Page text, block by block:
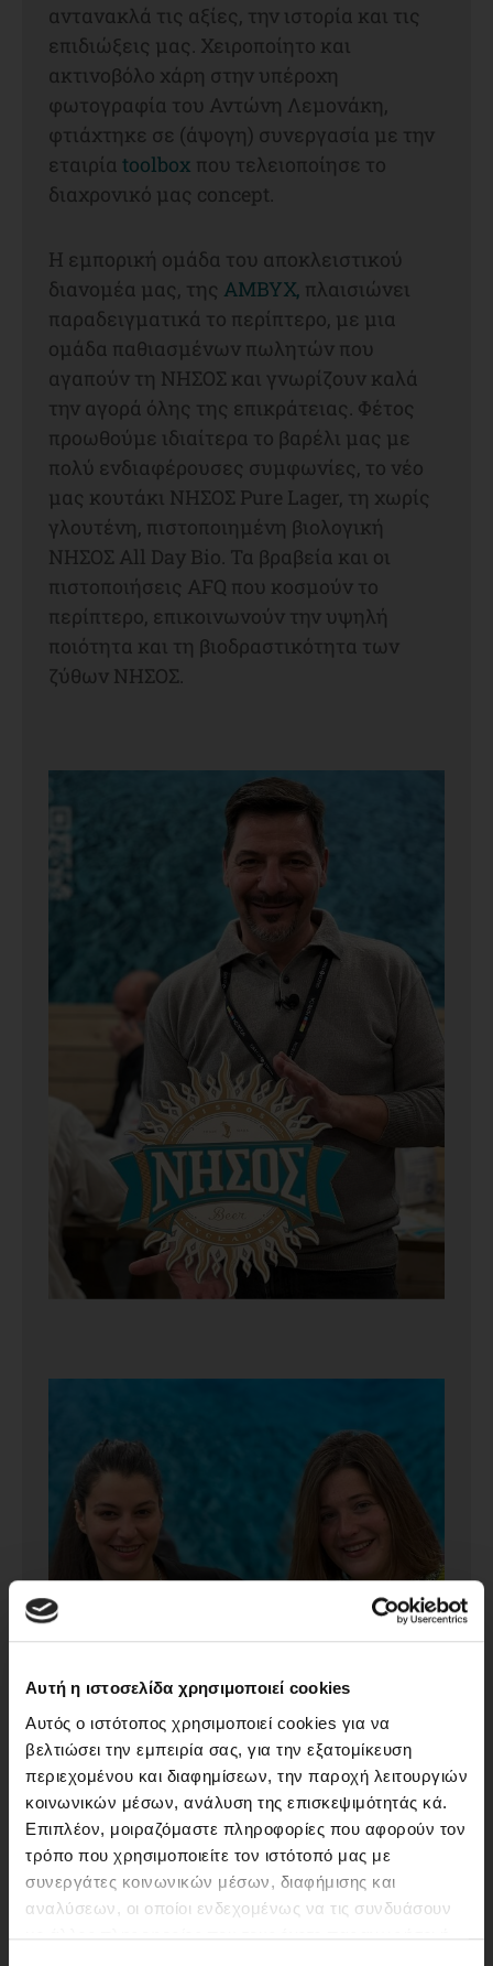
Αυτή η ιστοσελίδα χρησιμοποιεί cookies
Αυτός ο ιστότοπος χρησιμοποιεί cookies για να
βελτιώσει την εμπειρία σας, για την εξατομίκευση
περιεχομένου και διαφημίσεων, την παροχή λειτουργιών
κοινωνικών μέσων, ανάλυση της επισκεψιμότητάς κά.
Επιπλέον, μοιραζόμαστε πληροφορίες που αφορούν τον
τρόπο που χρησιμοποιείτε τον ιστότοπό μας με
συνεργάτες κοινωνικών μέσων, διαφήμισης και
αναλύσεων, οι οποίοι ενδεχομένως να τις συνδυάσουν
αντανακλά τις αξίες, την ιστορία και τις
επιδιώξεις μας. Χειροποίητο και
ακτινοβόλο χάρη στην υπέροχη
φωτογραφία του Αντώνη Λεμονάκη,
φτιάχτηκε σε (άψογη) συνεργασία με την
εταιρία toolbox που τελειοποίησε το
διαχρονικό μας concept.
Η εμπορική ομάδα του αποκλειστικού
διανομέα μας, της ΑΜΒΥΧ, πλαισιώνει
παραδειγματικά το περίπτερο, με μια
ομάδα παθιασμένων πωλητών που
αγαπούν τη ΝΗΣΟΣ και γνωρίζουν καλά
την αγορά όλης της επικράτειας. Φέτος
προωθούμε ιδιαίτερα το βαρέλι μας με
πολύ ενδιαφέρουσες συμφωνίες, το νέο
μας κουτάκι ΝΗΣΟΣ Pure Lager, τη χωρίς
γλουτένη, πιστοποιημένη βιολογική
ΝΗΣΟΣ All Day Bio. Τα βραβεία και οι
πιστοποιήσεις AFQ που κοσμούν το
περίπτερο, επικοινωνούν την υψηλή
ποιότητα και τη βιοδραστικότητα των
ζύθων ΝΗΣΟΣ.